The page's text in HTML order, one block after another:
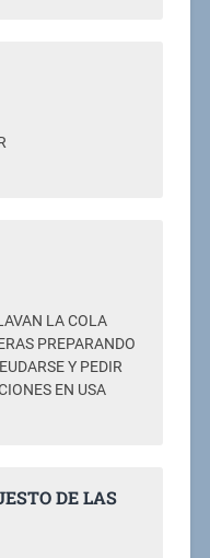
LA COLA
PREPARANDO
Y PEDIR
EN USA
DE LAS